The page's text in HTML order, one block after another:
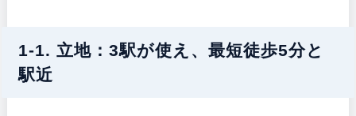
1-1. 立地：3駅が使え、最短徒歩5分と
駅近